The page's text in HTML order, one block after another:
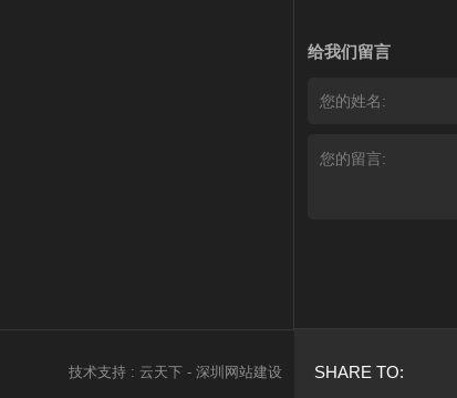
给我们留言
SHARE TO:
技术支持 : 云天下 - 深圳网站建设